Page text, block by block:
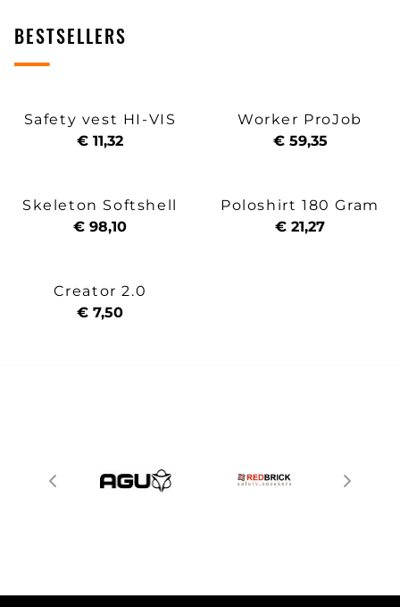
BESTSELLERS
Safety vest HI-VIS
€ 11,32
Worker ProJob
€ 59,35
Skeleton Softshell
€ 98,10
Poloshirt 180 Gram
€ 21,27
Creator 2.0
€ 7,50